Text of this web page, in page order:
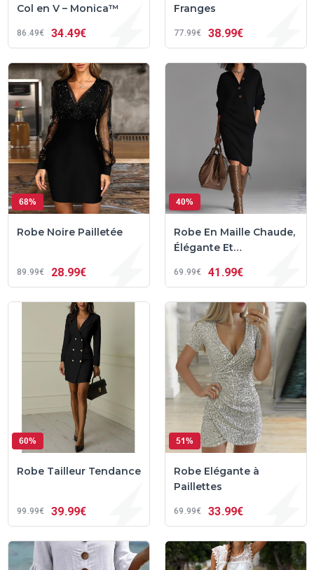
Col en V – Monica™
86 49€ 34 49€
Franges
77 99€ 38 99€
68%
Robe Noire Pailletée
89 99€ 28 99€
40%
Robe En Maille Chaude,
Élégante Et
Damaris™
69 99€ 41 99€
60%
Robe Tailleur Tendance
99 99€ 39 99€
51%
Robe Elégante à
Paillettes
69 99€ 33 99€